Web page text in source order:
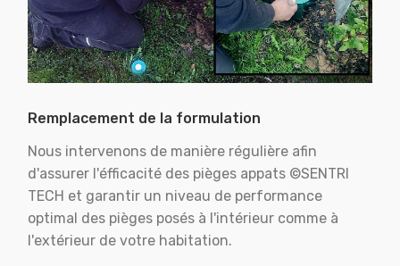
Remplacement de la formulation
Nous intervenons de manière régulière afin
d'assurer l'éfficacité des pièges appats ©SENTRI
TECH et garantir un niveau de performance
optimal des pièges posés à l'intérieur comme à
l'extérieur de votre habitation.